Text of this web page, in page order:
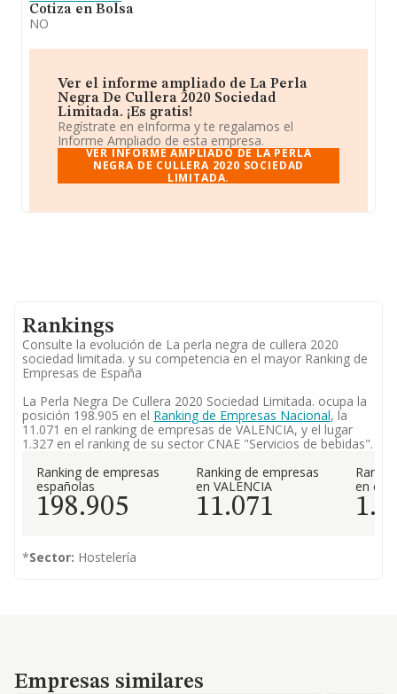
Cotiza en Bolsa
NO
Ver el informe ampliado de La Perla
Negra De Cullera 2020 Sociedad
Limitada. ¡Es gratis!
Regístrate en eInforma y te regalamos el
Informe Ampliado de esta empresa.
VER INFORME AMPLIADO DE LA PERLA
NEGRA DE CULLERA 2020 SOCIEDAD
LIMITADA.
Rankings
Consulte la evolución de La perla negra de cullera 2020
sociedad limitada. y su competencia en el mayor Ranking de
Empresas de España
La Perla Negra De Cullera 2020 Sociedad Limitada. ocupa la
posición 198.905 en el Ranking de Empresas Nacional, la
11.071 en el ranking de empresas de VALENCIA, y el lugar
1.327 en el ranking de su sector CNAE "Servicios de bebidas".
Ranking de empresas
españolas
198.905
Ranking de empresas
en VALENCIA
11.071
en el
*Sector: Hostelería
Empresas similares
Empresas similares